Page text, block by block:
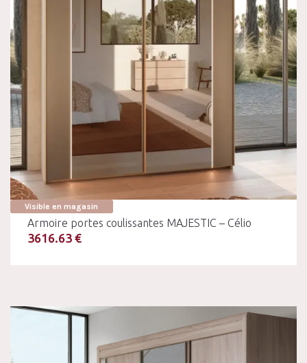
Visible en magasin
Armoire portes coulissantes MAJESTIC – Célio
3616.63 €